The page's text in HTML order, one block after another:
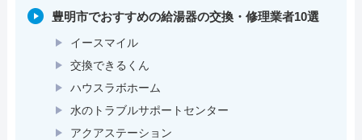
豊明市でおすすめの給湯器の交換・修理業者10選
イースマイル
交換できるくん
ハウスラボホーム
水のトラブルサポートセンター
アクアステーション